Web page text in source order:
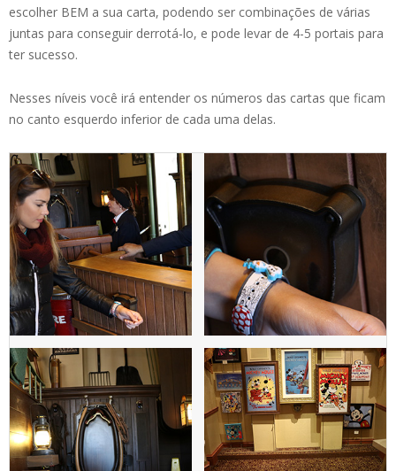
escolher BEM a sua carta, podendo ser combinações de várias
juntas para conseguir derrotá-lo, e pode levar de 4-5 portais para
ter sucesso.
Nesses níveis você irá entender os números das cartas que ficam
no canto esquerdo inferior de cada uma delas.